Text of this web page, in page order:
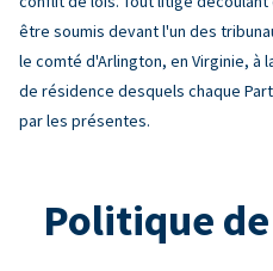
être soumis devant l'un des
le comté d'Arlington, en Virginie, à
de résidence desquels chaque
par les présentes.
Politique